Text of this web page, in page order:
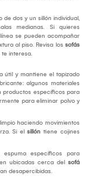
dos y un sillón individual,
medianas. Si quieres
se pueden acompañar
al piso. Revisa los sofás
te interesa.
útil y mantiene el tapizado
algunos materiales
productos específicos para
para eliminar polvo y
haciendo movimientos
Si el sillón tiene cojines
específicos para
ubicadas cerca del sofá
desapercibidas.